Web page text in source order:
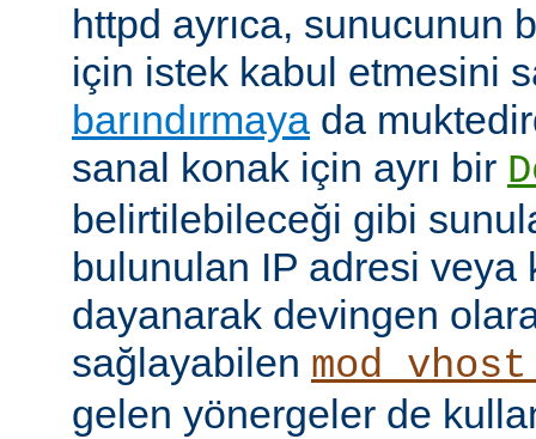
httpd ayrıca, sunucunun
için istek kabul etmesini
barındırmaya da
sanal konak için ayrı bir
belirtilebileceği gibi
bulunulan IP adresi veya
dayanarak devingen
sağlayabilen
gelen yönergeler de